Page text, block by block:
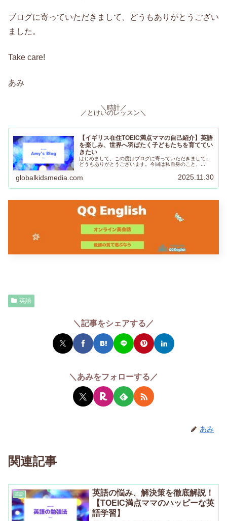
ブログに寄っていただきまして、どうもありがとうござい
ました。
Take care!
あみ
＼時計／
／とけいのレッスン＼
【イギリス在住TOEIC満点ママの自己紹介】英語
を楽しみ、世界へ羽ばたく子どもたちを育ててい
きたい
はじめまして。この度はブログに寄っていただきまして、
どうもありがとうございます。今回は私自身のこと、...
globalkidsmedia.com 2025.11.30
英語
＼記事をシェアする／
＼あみをフォローする／
あみ
関連記事
英語
英語の悩み、解決策を徹底解説！
【TOEIC満点ママのハッピーな英
語学習】